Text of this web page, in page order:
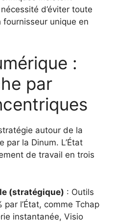
d’éviter toute
unique en
:
par
autour de la
par la Dinum. L’État
de travail en trois
(stratégique) : Outils
par l’État, comme Tchap
instantanée, Visio